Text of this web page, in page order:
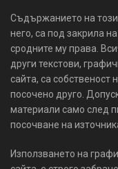
Съдържанието на този
него, са под закрила
сродните му права.
други текстови,
сайта, са собственост
посочено друго.
материали само след
посочване на
Използването на